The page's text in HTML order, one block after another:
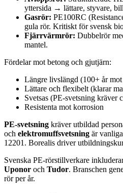
yttersida → lättare, styvare,
Gasrör: PE100RC
gula rör. Kritiskt för svensk
Fjärrvärmrör: Dubbelrör
mantel.
Fördelar mot betong och gjutjärn:
Längre livslängd (100+ år
Lättare och flexibelt (klarar
Svetsas (PE-svetsning kräver
Resistenta mot korrosion
PE-svetsning kräver utbildad
och elektromuffsvetsning är
12201. Borealis driver
Svenska PE-rörstillverkare
Uponor och Tudor. Branschen
rör per år.